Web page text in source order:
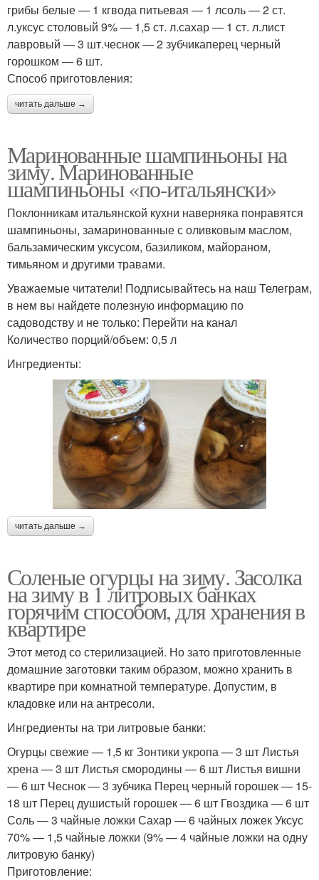
грибы белые — 1 кгвода питьевая — 1 лсоль — 2 ст.
л.уксус столовый 9% — 1,5 ст. л.сахар — 1 ст. л.лист
лавровый — 3 шт.чеснок — 2 зубчикаперец черный
горошком — 6 шт.
Способ приготовления:
читать дальше →
Маринованные шампиньоны на
зиму. Маринованные
шампиньоны «по-итальянски»
Поклонникам итальянской кухни наверняка понравятся
шампиньоны, замаринованные с оливковым маслом,
бальзамическим уксусом, базиликом, майораном,
тимьяном и другими травами.
Уважаемые читатели! Подписывайтесь на наш Телеграм,
в нем вы найдете полезную информацию по
садоводству и не только: Перейти на канал
Количество порций/объем: 0,5 л
Ингредиенты:
читать дальше →
Соленые огурцы на зиму. Засолка
на зиму в 1 литровых банках
горячим способом, для хранения в
квартире
Этот метод со стерилизацией. Но зато приготовленные
домашние заготовки таким образом, можно хранить в
квартире при комнатной температуре. Допустим, в
кладовке или на антресоли.
Ингредиенты на три литровые банки:
Огурцы свежие — 1,5 кг Зонтики укропа — 3 шт Листья
хрена — 3 шт Листья смородины — 6 шт Листья вишни
— 6 шт Чеснок — 3 зубчика Перец черный горошек — 15-
18 шт Перец душистый горошек — 6 шт Гвоздика — 6 шт
Соль — 3 чайные ложки Сахар — 6 чайных ложек Уксус
70% — 1,5 чайные ложки (9% — 4 чайные ложки на одну
литровую банку)
Приготовление: